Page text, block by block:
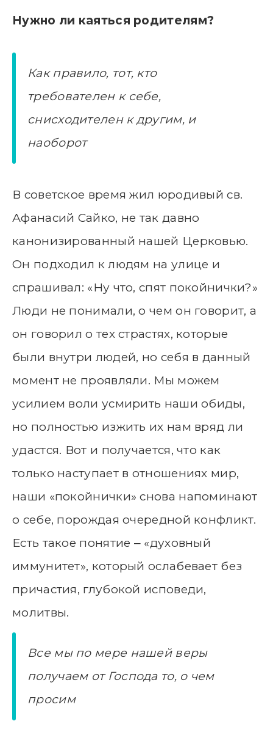
Нужно ли каяться родителям?
Как правило, тот, кто
требователен к себе,
снисходителен к другим, и
наоборот
В советское время жил юродивый св.
Афанасий Сайко, не так давно
канонизированный нашей Церковью.
Он подходил к людям на улице и
спрашивал: «Ну что, спят покойнички?»
Люди не понимали, о чем он говорит, а
он говорил о тех страстях, которые
были внутри людей, но себя в данный
момент не проявляли. Мы можем
усилием воли усмирить наши обиды,
но полностью изжить их нам вряд ли
удастся. Вот и получается, что как
только наступает в отношениях мир,
наши «покойнички» снова напоминают
о себе, порождая очередной конфликт.
Есть такое понятие ‒ «духовный
иммунитет», который ослабевает без
причастия, глубокой исповеди,
молитвы.
Все мы по мере нашей веры
получаем от Господа то, о чем
просим